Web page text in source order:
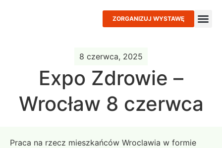
ZORGANIZUJ WYSTAWĘ
8 czerwca, 2025
Expo Zdrowie –
Wrocław 8 czerwca
Praca na rzecz mieszkańców Wroclawia w formie